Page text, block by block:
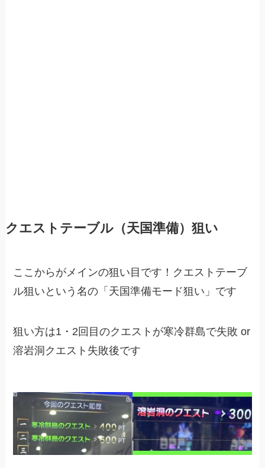
クエストテーブル（天国準備）狙い
ここからがメインの狙い目です！クエストテーブ
ル狙いという名の「天国準備モード狙い」です
狙い方は1・2回目のクエストが寒冷群島で失敗 or
溶岩洞クエスト失敗後です